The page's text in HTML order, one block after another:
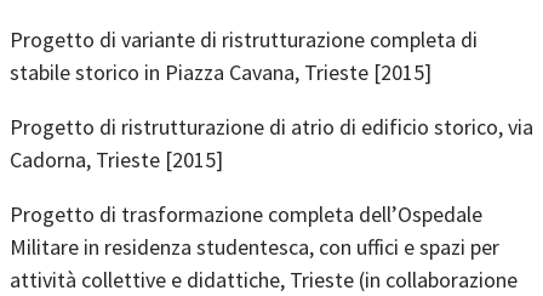
Progetto di variante di ristrutturazione completa di
stabile storico in Piazza Cavana, Trieste [2015]
Progetto di ristrutturazione di atrio di edificio storico, via
Cadorna, Trieste [2015]
Progetto di trasformazione completa dell’Ospedale
Militare in residenza studentesca, con uffici e spazi per
attività collettive e didattiche, Trieste (in collaborazione